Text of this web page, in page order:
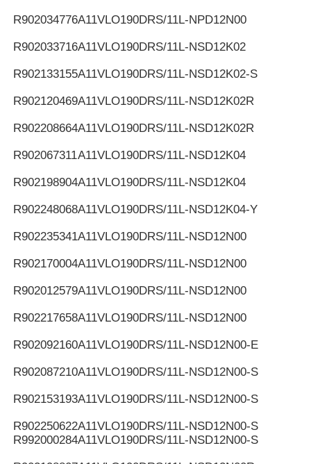
R902034776A11VLO190DRS/11L-NPD12N00
R902033716A11VLO190DRS/11L-NSD12K02
R902133155A11VLO190DRS/11L-NSD12K02-S
R902120469A11VLO190DRS/11L-NSD12K02R
R902208664A11VLO190DRS/11L-NSD12K02R
R902067311A11VLO190DRS/11L-NSD12K04
R902198904A11VLO190DRS/11L-NSD12K04
R902248068A11VLO190DRS/11L-NSD12K04-Y
R902235341A11VLO190DRS/11L-NSD12N00
R902170004A11VLO190DRS/11L-NSD12N00
R902012579A11VLO190DRS/11L-NSD12N00
R902217658A11VLO190DRS/11L-NSD12N00
R902092160A11VLO190DRS/11L-NSD12N00-E
R902087210A11VLO190DRS/11L-NSD12N00-S
R902153193A11VLO190DRS/11L-NSD12N00-S
R902250622A11VLO190DRS/11L-NSD12N00-S
R992000284A11VLO190DRS/11L-NSD12N00-S